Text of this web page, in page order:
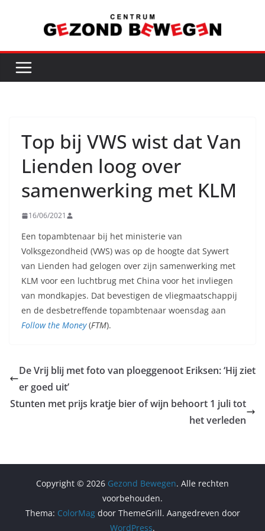
inhoud
Top bij VWS wist dat Van
Lienden loog over
samenwerking met KLM
16/06/2021
Een topambtenaar bij het ministerie van
Volksgezondheid (VWS) was op de hoogte dat Sywert
van Lienden had gelogen over zijn samenwerking met
KLM voor een luchtbrug met China voor het invliegen
van mondkapjes. Dat bevestigen de vliegmaatschappij
en de desbetreffende topambtenaar woensdag aan
Follow the Money(FTM).
De Vrij blij met foto van ploeggenoot Eriksen: ‘Hij ziet
er goed uit’
Stunten met prijs kratje bier of wijn behoort 1 juli tot
het verleden
Copyright © 2026 Gezond Bewegen. Alle rechten
voorbehouden.
Thema: ColorMagdoor ThemeGrill. Aangedreven door
WordPress.